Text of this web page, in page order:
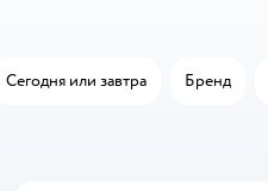
Сегодня или завтра Бренд